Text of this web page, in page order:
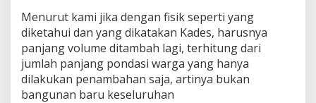
Menurut kami jika dengan fisik seperti yang
diketahui dan yang dikatakan Kades, harusnya
panjang volume ditambah lagi, terhitung dari
jumlah panjang pondasi warga yang hanya
dilakukan penambahan saja, artinya bukan
bangunan baru keseluruhan